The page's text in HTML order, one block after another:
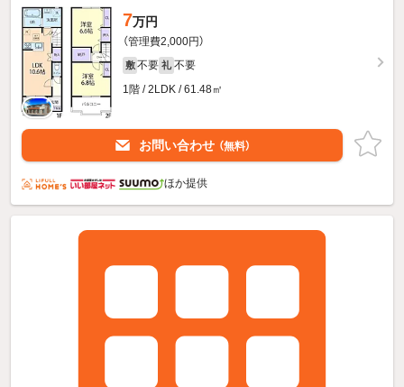
7万円
（管理費2,000円）
敷 不要 礼 不要
1階 / 2LDK / 61.48㎡
お問い合わせ （無料）
ほか提供